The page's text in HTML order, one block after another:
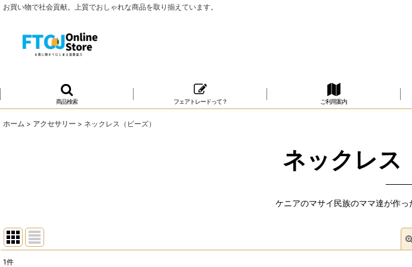
お買い物で社会貢献。上質でおしゃれな商品を取り揃えています。
商品検索 フェアトレードって？ ご利用案内
ホーム > アクセサリー > ネックレス（ビーズ）
ネックレス
ケニアのマサイ民族のママ達が作っ
1件